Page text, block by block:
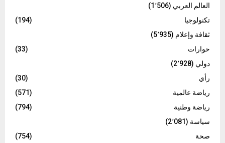
العالم العربي (1٬506)
تكنولوجيا
(194)
ثقافة وإعلام (5٬935)
حوارات
(33)
دولي (2٬928)
رأي
(30)
رياضة عالمية
(571)
رياضة وطنية
(794)
سياسة (2٬081)
صحة
(754)